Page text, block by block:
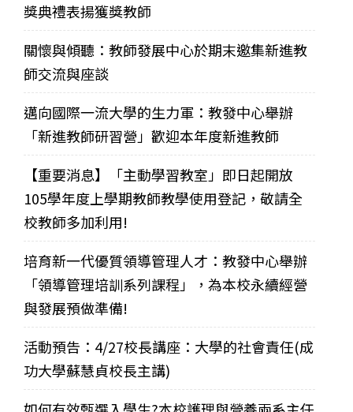
獎典禮表揚獲獎教師
關懷與傾聽：教師發展中心於期末邀集新進教
師交流與座談
邁向國際一流大學的生力軍：教發中心舉辦
「新進教師研習營」歡迎本年度新進教師
【重要消息】「主動學習教室」即日起開放
105學年度上學期教師教學使用登記，敬請全
校教師多加利用!
培育新一代優質領導管理人才：教發中心舉辦
「領導管理培訓系列課程」，為本校永續經營
與發展預做準備!
活動預告：4/27校長講座：大學的社會責任(成
功大學蘇慧貞校長主講)